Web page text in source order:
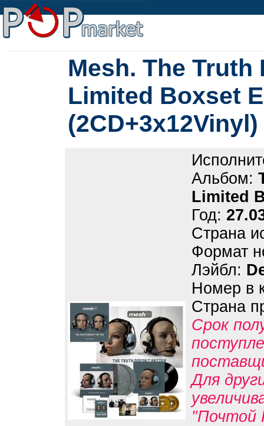
Mesh. The Truth
Limited Boxset
(2CD+3x12Vinyl)
Альбом:
Limited
Год:
Страна
Формат
Лэйбл:
Номер в
Страна
Срок
Для
"Почтой